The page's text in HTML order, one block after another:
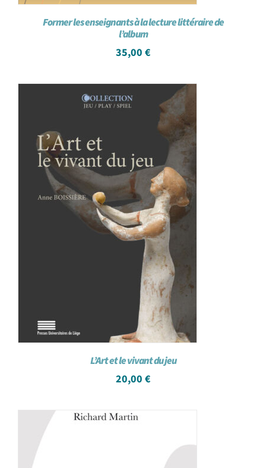
Former les enseignants à la lecture littéraire de
l’album
35,00 €
L’Art et le vivant du jeu
20,00 €